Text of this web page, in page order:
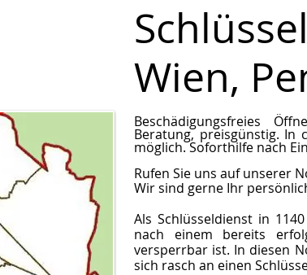
Wien,
Beschädigungsfreies
Beratung, preisgünstig. In
möglich. Soforthilfe nach
Rufen Sie uns auf unserer
Wir sind gerne Ihr
Als Schlüsseldienst in
nach einem bereits
versperrbar ist. In diesen
sich rasch an einen